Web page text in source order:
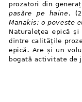
prozatori din
pasăre pe haine,
Manakis: o poveste
Naturalețea epică
dintre calitățile
epică. Are și un
bogată activitate de